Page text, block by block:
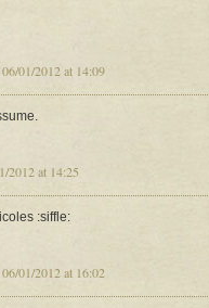
01/2012 at 14:09
2012 at 14:25
:siffle:
01/2012 at 16:02